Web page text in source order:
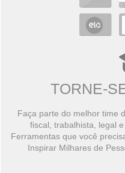
TORNE-
Faça parte do melhor time
fiscal, trabalhista, legal
Ferramentas que você
Inspirar Milhares de